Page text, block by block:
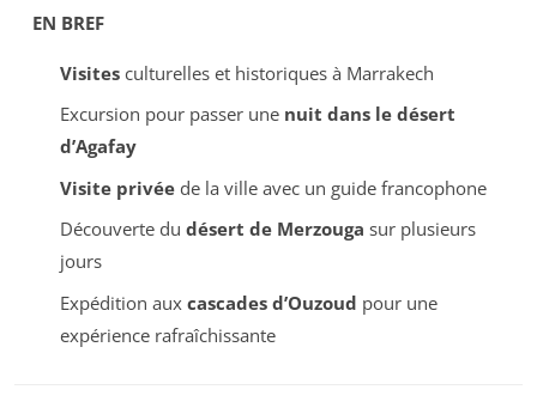
EN BREF
Visitesculturelles et historiques à Marrakech
Excursion pour passer une nuit dans le désert
d’Agafay
Visite privéede la ville avec un guide francophone
Découverte du désert de Merzouga sur plusieurs
jours
Expédition aux cascades d’Ouzoud pour une
expérience rafraîchissante